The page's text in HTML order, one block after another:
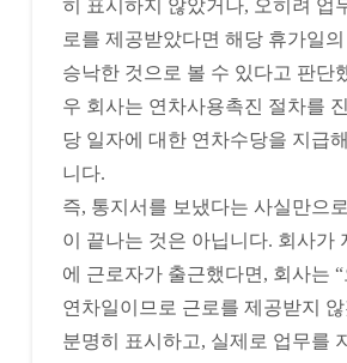
히 표시하지 않았거나, 오히려 업
로를 제공받았다면 해당 휴가일
승낙한 것으로 볼 수 있다고 판단
우 회사는 연차사용촉진 절차를
당 일자에 대한 연차수당을 지급
니다.
즉, 통지서를 보냈다는 사실만으
이 끝나는 것은 아닙니다. 회사가
에 근로자가 출근했다면, 회사는
연차일이므로 근로를 제공받지
분명히 표시하고, 실제로 업무를